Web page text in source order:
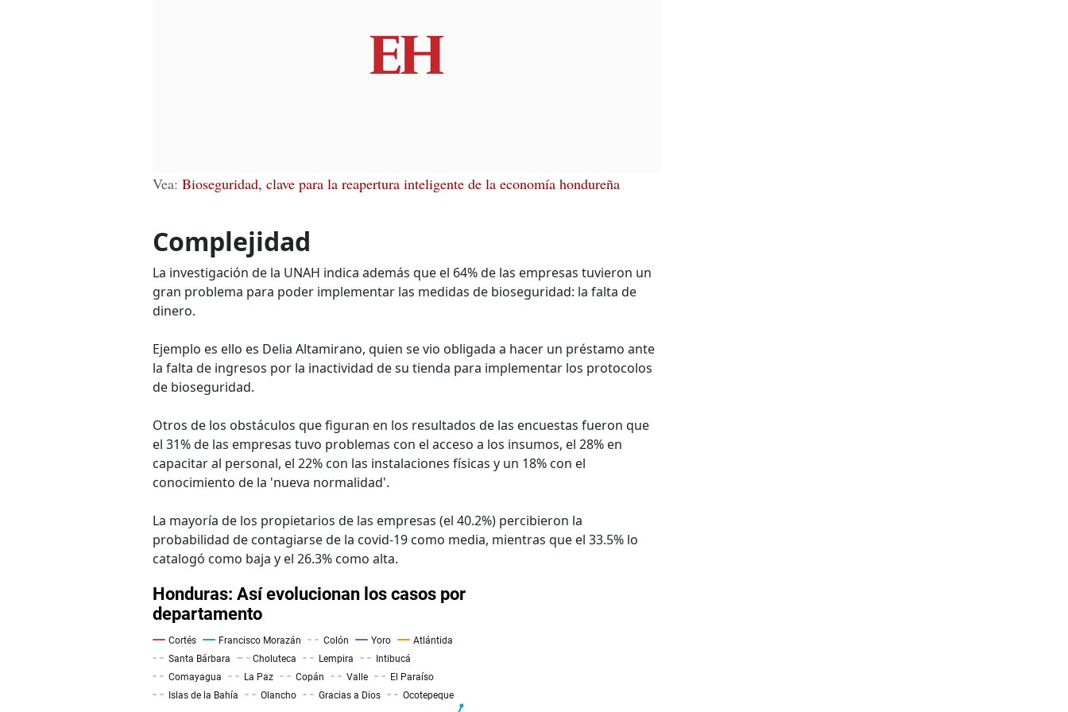
Vea: Bioseguridad, clave para la reapertura inteligente de la economía hondureña
Complejidad
La investigación de la UNAH indica además que el 64% de las empresas tuvieron un
gran problema para poder implementar las medidas de bioseguridad: la falta de
dinero.
Ejemplo es ello es Delia Altamirano, quien se vio obligada a hacer un préstamo ante
la falta de ingresos por la inactividad de su tienda para implementar los protocolos
de bioseguridad.
Otros de los obstáculos que figuran en los resultados de las encuestas fueron que
el 31% de las empresas tuvo problemas con el acceso a los insumos, el 28% en
capacitar al personal, el 22% con las instalaciones físicas y un 18% con el
conocimiento de la 'nueva normalidad'.
La mayoría de los propietarios de las empresas (el 40.2%) percibieron la
probabilidad de contagiarse de la covid-19 como media, mientras que el 33.5% lo
catalogó como baja y el 26.3% como alta.